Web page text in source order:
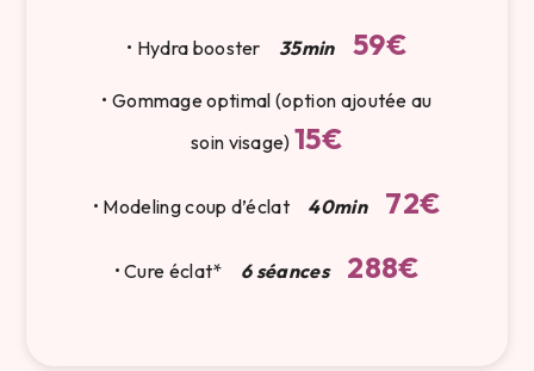
• Hydra booster 35min 59€
• Gommage optimal (option ajoutée au
soin visage) 15€
• Modeling coup d’éclat 40min 72€
• Cure éclat* 6 séances 288€